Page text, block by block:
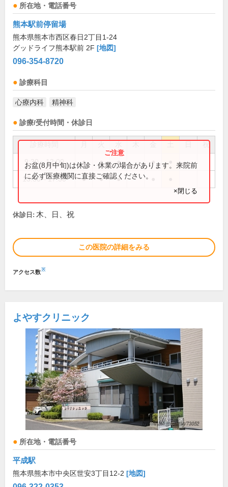
所在地・電話番号
熊本駅前停留場
熊本県熊本市西区春日2丁目1-24
グッドライフ熊本駅前 2F [地図]
096-354-8720
診療科目
心療内科 精神科
診療/受付時間・休診日
祝
9:30～12:00 ● ● ● ●
13:30～17:30 ● ● ●
お盆(8月中旬)は休診・休業の場合があります。来院前
に必ず医療機関に直接ご確認ください。
×閉じる
休診日: 木、日、祝
この医院の詳細をみる
アクセス数※
よやすクリニック
所在地・電話番号
平成駅
熊本県熊本市中央区世安3丁目12-2 [地図]